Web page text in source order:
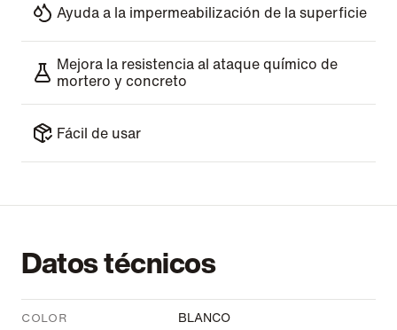
Ayuda a la impermeabilización de la superficie
Mejora la resistencia al ataque químico de
mortero y concreto
Fácil de usar
Datos técnicos
COLOR BLANCO